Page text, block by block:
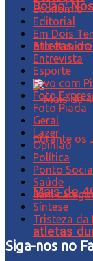
Bolão:
atletas
Mais de
atletas
Economia
Editorial
Em Dois
Entrevista
Esporte
Favo com
Foto
Foto Piada
Geral
Lazer
Opinião
Política
Ponto
Saúde
Sem
Síntese
Tristeza da
Siga-nos no